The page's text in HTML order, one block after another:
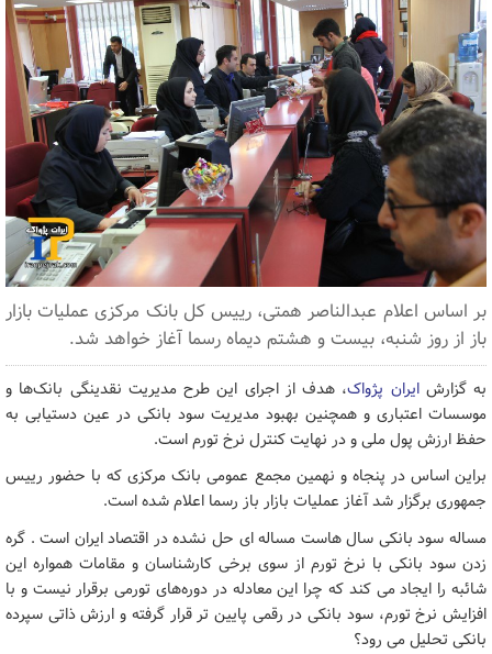
بر اساس اعلام عبدالناصر همتی، رییس کل بانک مرکزی عملیات بازار
باز از روز شنبه، بیست و هشتم دیماه رسما آغاز خواهد شد.
به گزارشایران پژواک، هدف از اجرای این طرح مدیریت نقدینگی بانک‌ها و
موسسات اعتباری و همچنین بهبود مدیریت سود بانکی در عین دستیابی به
حفظ ارزش پول ملی و در نهایت کنترل نرخ تورم است.
براین اساس در پنجاه و نهمین مجمع عمومی بانک مرکزی که با حضور رییس
جمهوری برگزار شد آغاز عملیات بازار باز رسما اعلام شده است.
مساله سود بانکی سال هاست مساله ای حل نشده در اقتصاد ایران است . گره
زدن سود بانکی با نرخ تورم از سوی برخی کارشناسان و مقامات همواره این
شائبه را ایجاد می کند که چرا این معادله در دوره‌های تورمی برقرار نیست و با
افزایش نرخ تورم، سود بانکی در رقمی پایین تر قرار گرفته و ارزش ذاتی سپرده
بانکی تحلیل می رود؟